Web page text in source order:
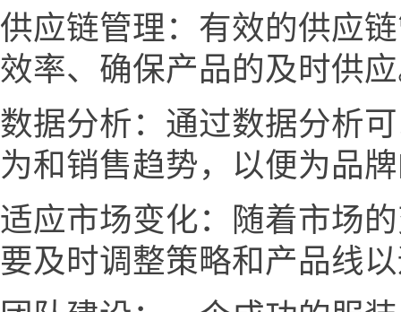
供应链管理：有效的供应
效率、确保产品的及时供
数据分析：通过数据分析
为和销售趋势，以便为品
适应市场变化：随着市场
要及时调整策略和产品线